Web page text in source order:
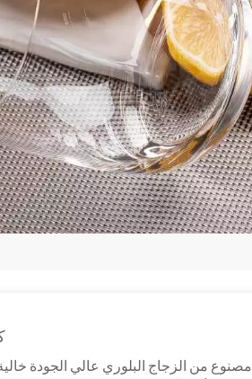
مصنوع من الزجاج البلوري عالي الجودة